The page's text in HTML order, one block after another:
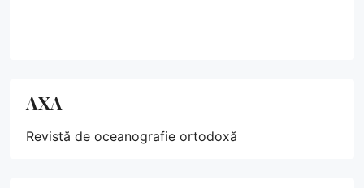
AXA
Revistă de oceanografie ortodoxă